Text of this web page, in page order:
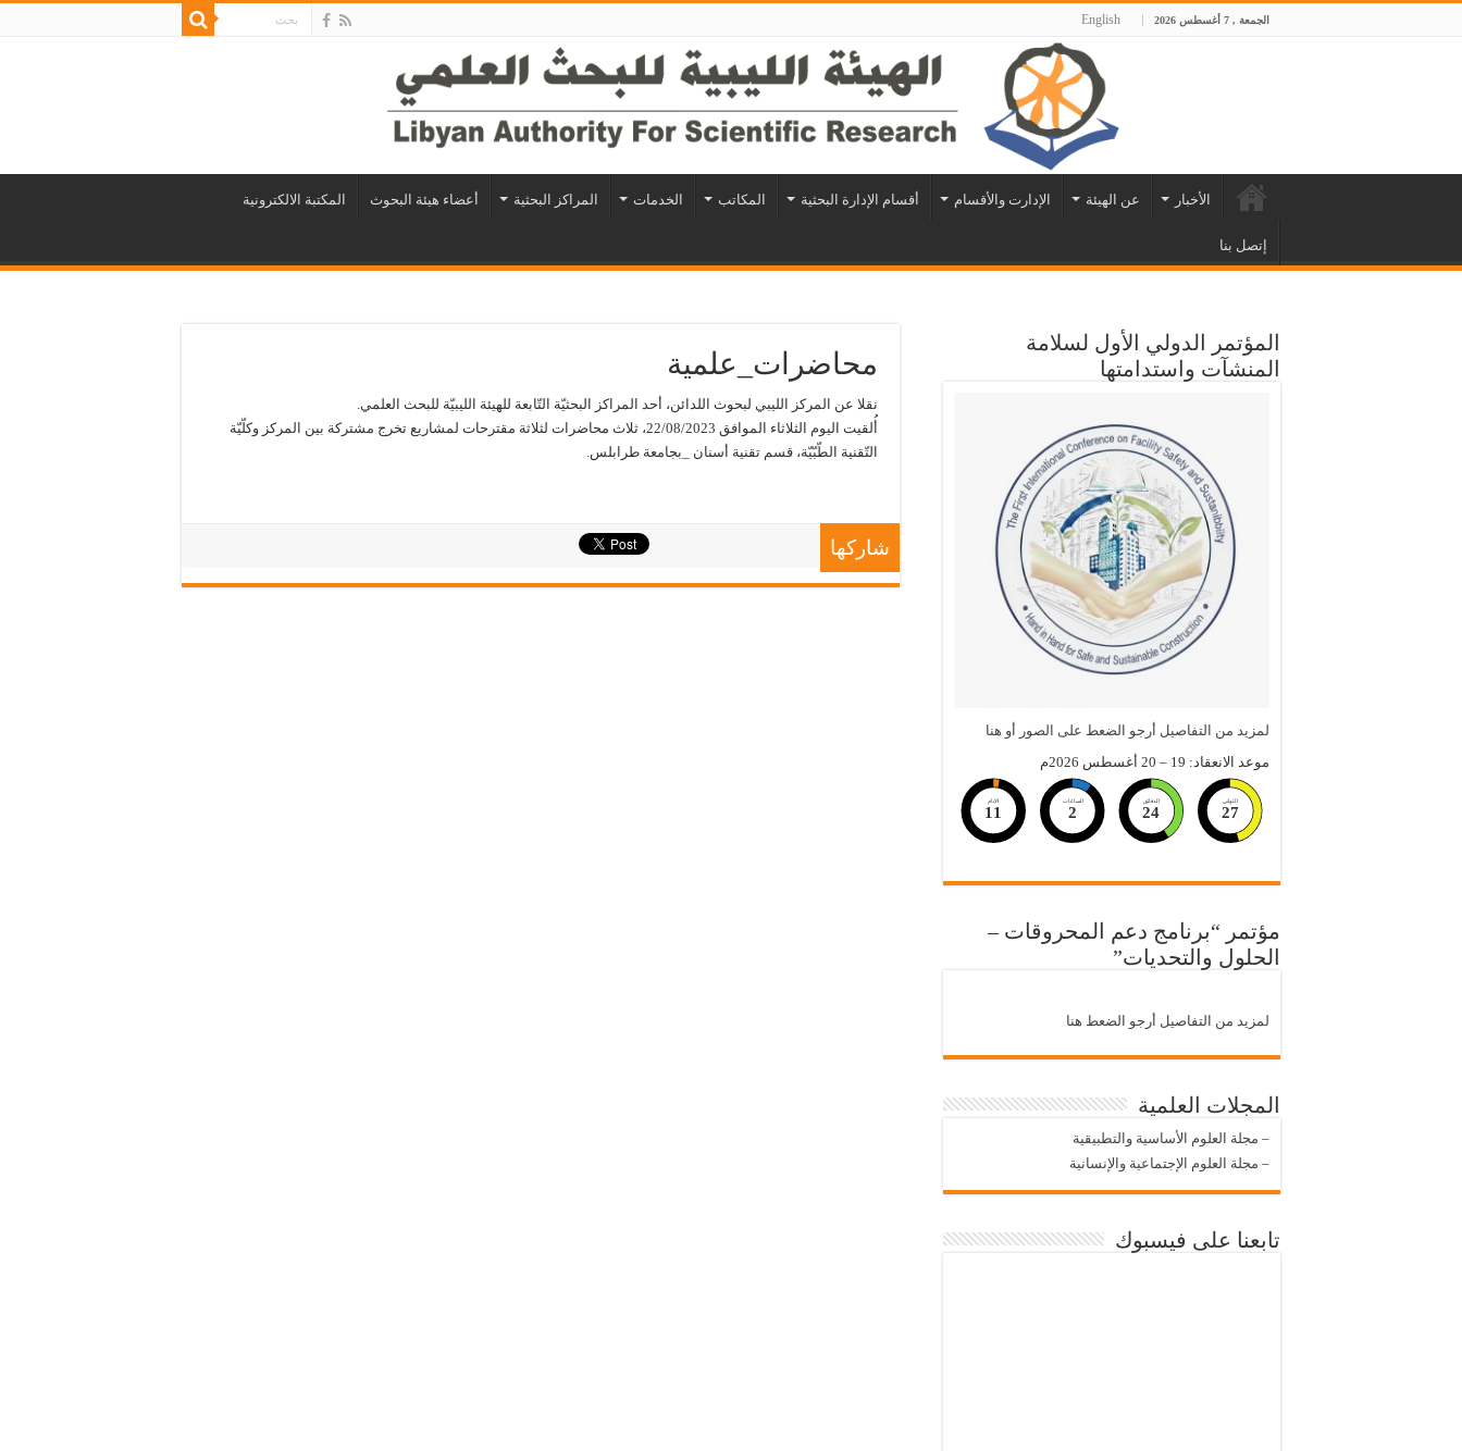
الجمعة , 7 أغسطس 2026 English
الأخبار عن الهيئة الإدارت والأقسام أقسام الإدارة البحثية المكاتب الخدمات المراكز البحثية أعضاء هيئة البحوث المكتبة الالكترونية
إتصل بنا
محاضرات_علمية
نقلا عن المركز الليبي لبحوث اللدائن، أحد المراكز البحثيّة التّابعة للهيئة الليبيّة للبحث العلمي.
أُلقيت اليوم الثلاثاء الموافق 22/08/2023، ثلاث محاضرات لثلاثة مقترحات لمشاريع تخرج مشتركة بين المركز وكلّيّة
التّقنية الطّبّيّة، قسم تقنية أسنان _بجامعة طرابلس.
شاركها
المؤتمر الدولي الأول لسلامة
المنشآت واستدامتها
لمزيد من التفاصيل أرجو الضعط على الصور أو هنا
موعد الانعقاد: 19 – 20 أغسطس 2026م
الايام
11
الساعات
2
الدقائق
24
الثواني
26
مؤتمر “برنامج دعم المحروقات –
الحلول والتحديات”
لمزيد من التفاصيل أرجو الضعط هنا
المجلات العلمية
– مجلة العلوم الأساسية والتطبيقية
– مجلة العلوم الإجتماعية والإنسانية
تابعنا على فيسبوك